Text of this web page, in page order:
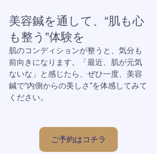
美容鍼を通して、“肌も心
も整う”体験を
肌のコンディションが整うと、気分 も
前向きになります。「最近、肌が元気
ないな」と感じたら、ぜひ一度、美容
鍼で“内側からの美しさ”を体感してみて
ください。
ご予約はコチラ